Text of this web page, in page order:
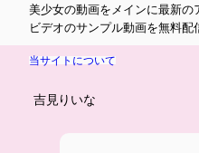
美少女の動画をメインに最新の
ビデオのサンプル動画を無料配
当サイトについて
吉見りいな